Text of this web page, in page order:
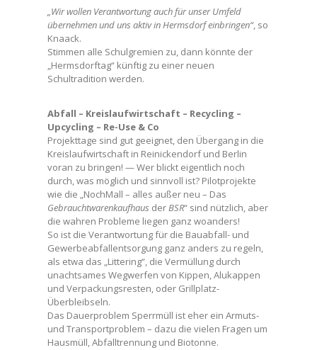
„Wir wollen Verantwortung auch für unser Umfeld
übernehmen und uns aktiv in Hermsdorf einbringen“, so
Knaack.
Stimmen alle Schulgremien zu, dann könnte der
„Hermsdorftag“ künftig zu einer neuen
Schultradition werden.
Abfall – Kreislaufwirtschaft – Recycling –
Upcycling – Re-Use & Co
Projekttage sind gut geeignet, den Übergang in die
Kreislaufwirtschaft in Reinickendorf und Berlin
voran zu bringen! — Wer blickt eigentlich noch
durch, was möglich und sinnvoll ist? Pilotprojekte
wie die „NochMall – alles außer neu – Das
Gebrauchtwarenkaufhaus derBSR“ sind nützlich, aber
die wahren Probleme liegen ganz woanders!
So ist die Verantwortung für die Bauabfall- und
Gewerbeabfallentsorgung ganz anders zu regeln,
als etwa das „Littering“, die Vermüllung durch
unachtsames Wegwerfen von Kippen, Alukappen
und Verpackungsresten, oder Grillplatz-
Überbleibseln.
Das Dauerproblem Sperrmüll ist eher ein Armuts-
und Transportproblem – dazu die vielen Fragen um
Hausmüll, Abfalltrennung und Biotonne.